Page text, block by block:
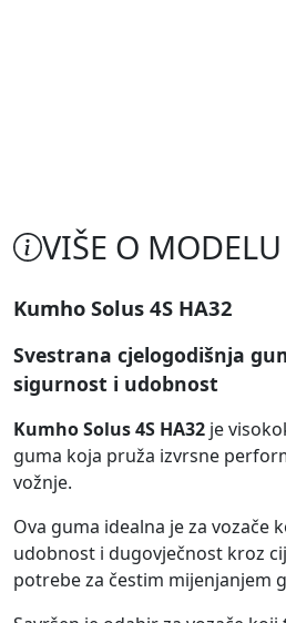
VIŠE O MODELU
Kumho Solus 4S HA32
Svestrana cjelogodišnja
sigurnost i udobnost
Kumho Solus 4S HA32 je
guma koja pruža izvrsne
vožnje.
Ova guma idealna je za vozače
udobnost i dugovječnost kroz
potrebe za čestim mijenjanjem